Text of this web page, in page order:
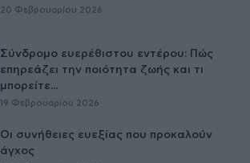
20 Φεβρουαρίου 2026
Σύνδρομο ευερέθιστου εντέρου: Πώς
επηρεάζει την ποιότητα ζωής και τι
μπορείτε...
19 Φεβρουαρίου 2026
Οι συνήθειες ευεξίας που προκαλούν
άγχος